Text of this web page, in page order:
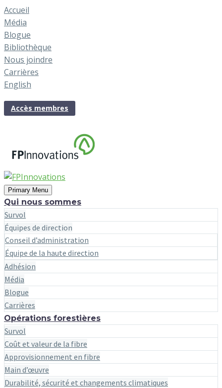
Accueil
Média
Blogue
Bibliothèque
Nous joindre
Carrières
English
Accès membres
Primary Menu
Qui nous sommes
Survol
Équipes de direction
Conseil d’administration
Équipe de la haute direction
Adhésion
Média
Blogue
Carrières
Opérations forestières
Survol
Coût et valeur de la fibre
Approvisionnement en fibre
Main d’œuvre
Durabilité, sécurité et changements climatiques